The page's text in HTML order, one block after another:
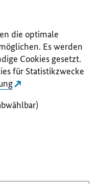
die optimale
Es werden
Cookies gesetzt.
für Statistikzwecke